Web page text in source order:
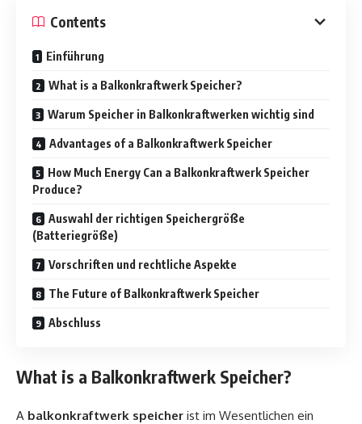
Contents
Einführung
What is a Balkonkraftwerk Speicher?
Warum Speicher in Balkonkraftwerken wichtig sind
Advantages of a Balkonkraftwerk Speicher
How Much Energy Can a Balkonkraftwerk Speicher
Produce?
Auswahl der richtigen Speichergröße
(Batteriegröße)
Vorschriften und rechtliche Aspekte
The Future of Balkonkraftwerk Speicher
Abschluss
What is a Balkonkraftwerk Speicher?
A balkonkraftwerk speicher ist im Wesentlichen ein